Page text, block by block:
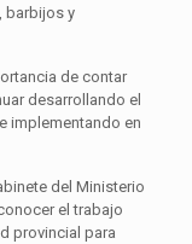
barbijos y
de contar
desarrollando el
implementando en
del Ministerio
el trabajo
provincial para